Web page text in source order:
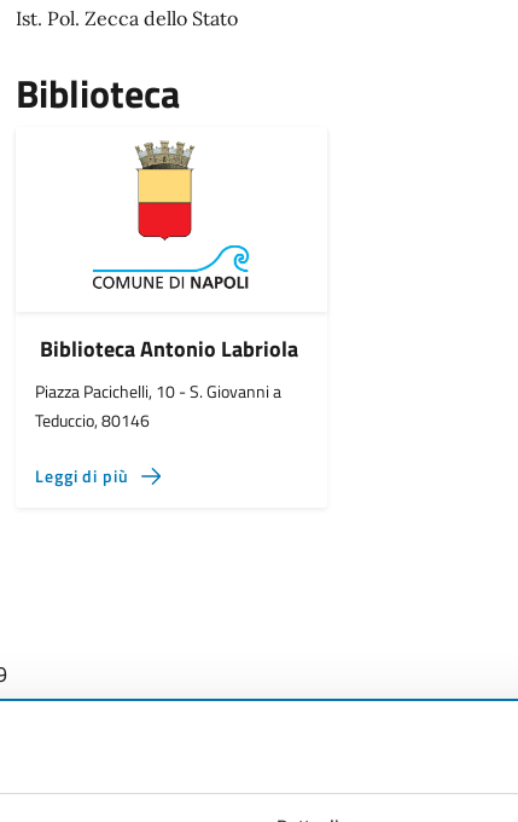
Ist. Pol. Zecca dello Stato
Biblioteca
Biblioteca Antonio Labriola
Piazza Pacichelli, 10 - S. Giovanni a
Teduccio, 80146
Leggi di più